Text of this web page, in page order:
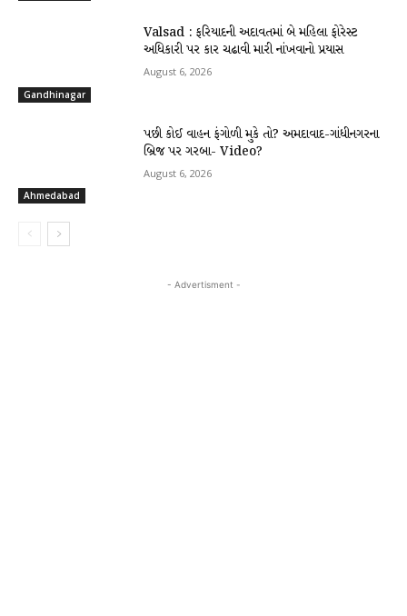
Gandhinagar
Valsad : ફરિયાદની અદાવતમાં બે મહિલા ફોરેસ્ટ
અધિકારી પર કાર ચઢાવી મારી નાંખવાનો પ્રયાસ
August 6, 2026
Ahmedabad
પછી કોઈ વાહન ફંગોળી મુકે તો? અમદાવાદ-ગાંધીનગરના
બ્રિજ પર ગરબા- Video?
August 6, 2026
- Advertisment -